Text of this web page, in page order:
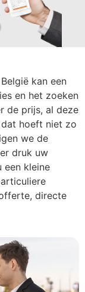
kan een
en het zoeken
de prijs, al deze
hoeft niet zo
we de
druk uw
een kleine
directe